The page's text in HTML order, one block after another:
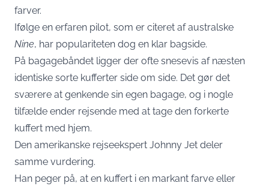
farver.
Ifølge en erfaren pilot, som er citeret af australske
Nine, har populariteten dog en klar bagside.
På bagagebåndet ligger der ofte snesevis af næsten
identiske sorte kufferter side om side. Det gør det
sværere at genkende sin egen bagage, og i nogle
tilfælde ender rejsende med at tage den forkerte
kuffert med hjem.
Den amerikanske rejseekspert Johnny Jet deler
samme vurdering.
Han peger på, at en kuffert i en markant farve eller